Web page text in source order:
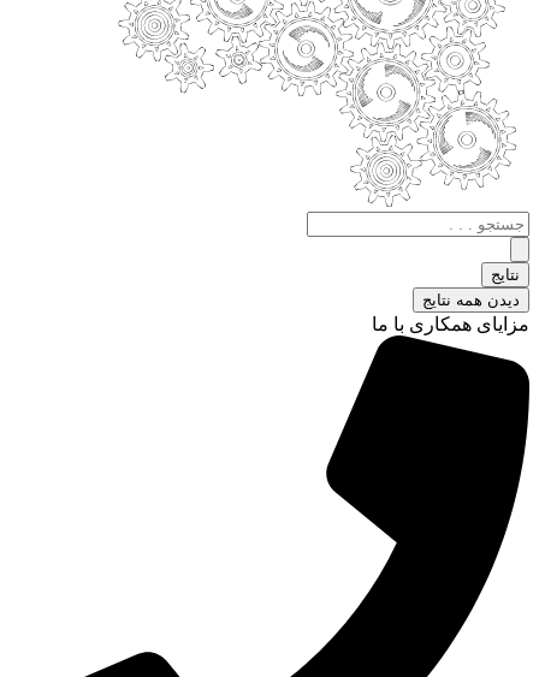
جستجو
.
.
.
نتایج
دیدن همه نتایج
مزایای همکاری با ما